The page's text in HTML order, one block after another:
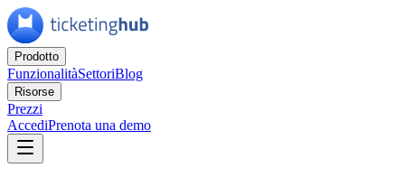
Prodotto
FunzionalitàSettoriBlog
Risorse
Prezzi
AccediPrenota una demo